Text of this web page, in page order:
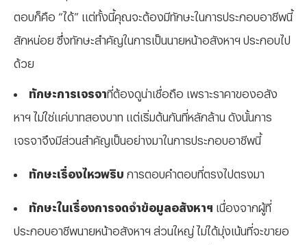
ตอบก็คือ “ได้” แต่ทั้งนี้คุณจะต้องมีทักษะในการประกอบอาชีพนี้
สักหน่อย ซึ่งทักษะสำคัญในการเป็นนายหน้าอสังหาฯ ประกอบไป
ด้วย
ทักษะการเจรจาที่ต้องดูน่าเชื่อถือ เพราะราคาของอสัง
หาฯ ไม่ใช่แค่บาทสองบาท แต่เริ่มต้นกันที่หลักล้าน ดังนั้นการ
เจรจาจึงมีส่วนสำคัญเป็นอย่างมาในการประกอบอาชีพนี้
ทักษะเรื่องไหวพริบ การตอบคำตอบที่ตรงไปตรงมา
ทักษะในเรื่องการจดจำข้อมูลอสังหาฯ เนื่องจากผู้ที่
ประกอบอาชีพนายหน้าอสังหาฯ ส่วนใหญ่ ไม่ได้มุ่งเน้นที่จะขายอ